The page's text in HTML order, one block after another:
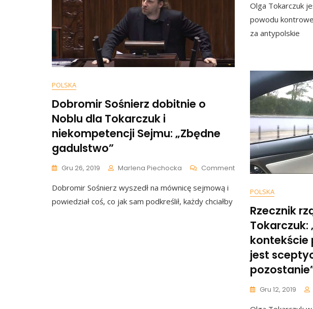
Mnóstwo
Pieniędzy
Olga Tokarczuk
powodu
za antypolskie
POLSKA
Dobromir Sośnierz dobitnie o
Noblu dla Tokarczuk i
niekompetencji Sejmu: „Zbędne
gadulstwo”
Gru 26, 2019 Marlena Piechocka CommentOn
Sośnierz
Dobitnie
Tokarczuk
Niekompetencji
Sejmu:
„Zbędne
Gadulstwo”
Dobromir Sośnierz wyszedł na mównicę sejmową i
powiedział coś, co jak sam podkreślił, każdy chciałby
POLSKA
Rzecznik
Tokarczuk:
kontekście
jest
Gru 12, 2019